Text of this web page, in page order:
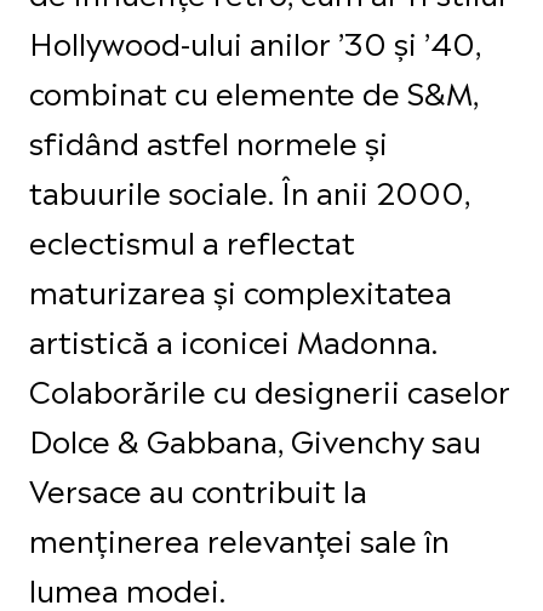
Hollywood-ului anilor ’30 și ’40,
combinat cu elemente de S&M,
sfidând astfel normele și
tabuurile sociale. În anii 2000,
eclectismul a reflectat
maturizarea și complexitatea
artistică a iconicei Madonna.
Colaborările cu designerii caselor
Dolce & Gabbana, Givenchy sau
Versace au contribuit la
menținerea relevanței sale în
lumea modei.